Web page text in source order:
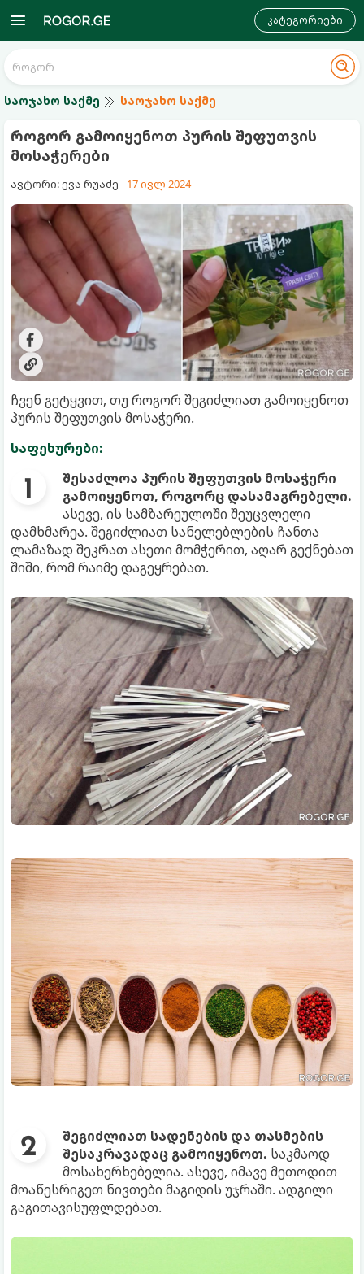
კატეგორიები
საოჯახო საქმე საოჯახო საქმე
როგორ გამოიყენოთ პურის შეფუთვის
მოსაჭერები
ავტორი: ევა რუაძე 17 ივლ 2024
ჩვენ გეტყვით, თუ როგორ შეგიძლიათ გამოიყენოთ
პურის შეფუთვის მოსაჭერი.
საფეხურები:
შესაძლოა პურის შეფუთვის მოსაჭერი
გამოიყენოთ, როგორც დასამაგრებელი.
ასევე, ის სამზარეულოში შეუცვლელი
დამხმარეა. შეგიძლიათ სანელებლების ჩანთა
ლამაზად შეკრათ ასეთი მომჭერით, აღარ გექნებათ
შიში, რომ რაიმე დაგეყრებათ.
შეგიძლიათ სადენების და თასმების
შესაკრავადაც გამოიყენოთ. საკმაოდ
მოსახერხებელია. ასევე, იმავე მეთოდით
მოაწესრიგეთ ნივთები მაგიდის უჯრაში. ადგილი
გაგითავისუფლდებათ.